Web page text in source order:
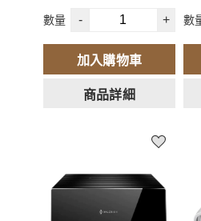
數量 - +
加入購物車
商品詳細
數